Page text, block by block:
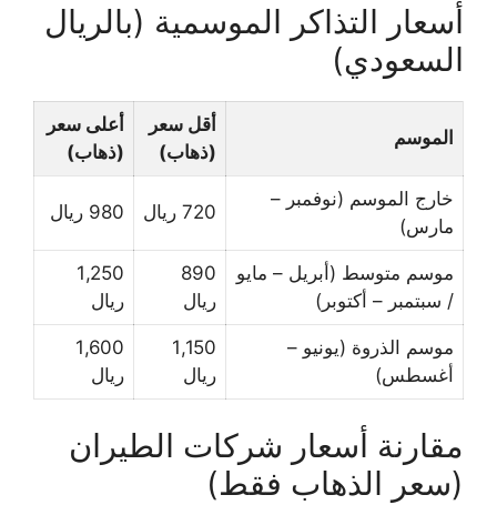
أسعار التذاكر الموسمية (بالريال
السعودي)
الموسم
أقل سعر
(ذهاب)
أعلى سعر
(ذهاب)
خارج الموسم (نوفمبر –
مارس)
720 ريال 980 ريال
موسم متوسط (أبريل – مايو
/ سبتمبر – أكتوبر)
890
ريال
1,250
ريال
موسم الذروة (يونيو –
أغسطس)
1,150
ريال
1,600
ريال
مقارنة أسعار شركات الطيران
(سعر الذهاب فقط)